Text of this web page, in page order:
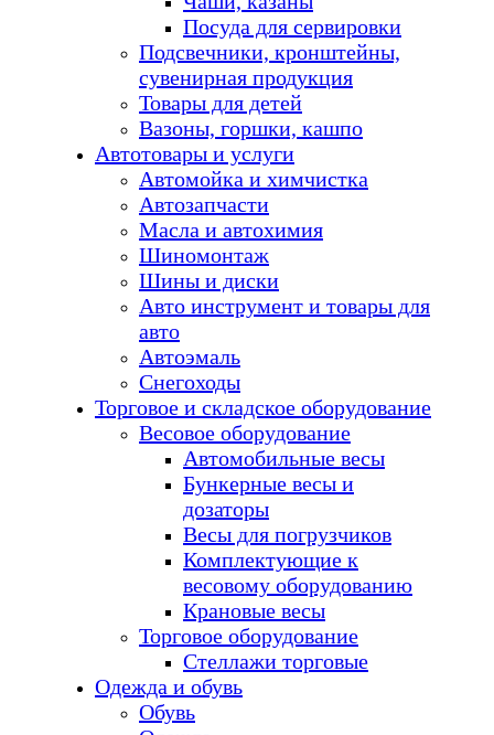
Посуда для сервировки
Подсвечники, кронштейны,
сувенирная продукция
Товары для детей
Вазоны, горшки, кашпо
Автотовары и услуги
Автомойка и химчистка
Автозапчасти
Масла и автохимия
Шиномонтаж
Шины и диски
Авто инструмент и товары для
авто
Автоэмаль
Снегоходы
Торговое и складское оборудование
Весовое оборудование
Автомобильные весы
Бункерные весы и
дозаторы
Весы для погрузчиков
Комплектующие к
весовому оборудованию
Крановые весы
Торговое оборудование
Стеллажи торговые
Одежда и обувь
Обувь